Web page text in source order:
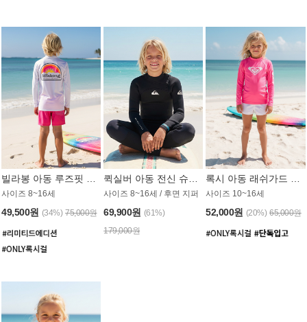
사이즈 8~16세
49,500원 (34%) 75,000원
사이즈 8~16세 / 후면 지퍼
69,900원 (61%)
179,000원
사이즈 10~16세
52,000원 (20%) 65,000원